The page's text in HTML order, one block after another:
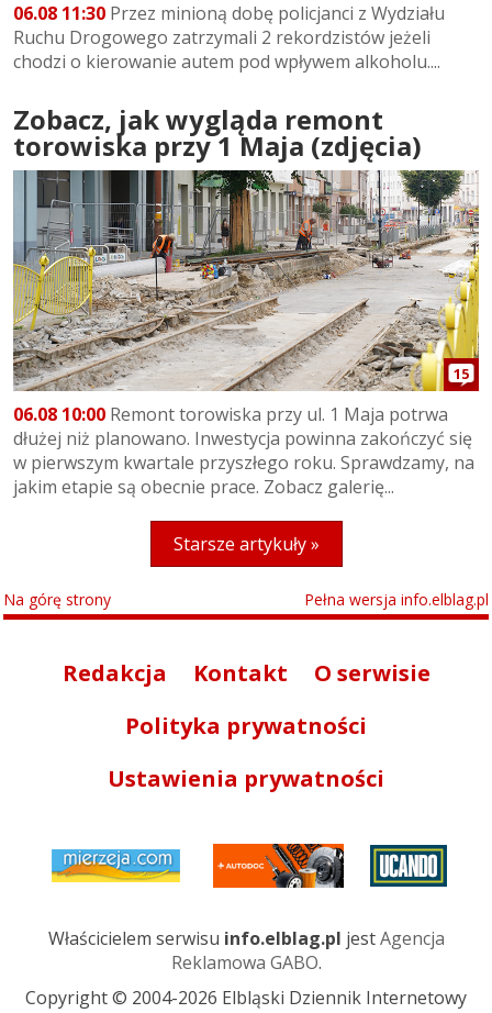
06.08 11:30 Przez minioną dobę policjanci z Wydziału
Ruchu Drogowego zatrzymali 2 rekordzistów jeżeli
chodzi o kierowanie autem pod wpływem alkoholu....
Zobacz, jak wygląda remont
torowiska przy 1 Maja (zdjęcia)
15
06.08 10:00 Remont torowiska przy ul. 1 Maja potrwa
dłużej niż planowano. Inwestycja powinna zakończyć się
w pierwszym kwartale przyszłego roku. Sprawdzamy, na
jakim etapie są obecnie prace. Zobacz galerię...
Starsze artykuły »
Na górę strony Pełna wersja info.elblag.pl
Redakcja Kontakt
O serwisie
Polityka prywatności
Ustawienia prywatności
Właścicielem serwisu info.elblag.pl jestAgencja
Reklamowa GABO.
Copyright © 2004-2026 Elbląski Dziennik Internetowy